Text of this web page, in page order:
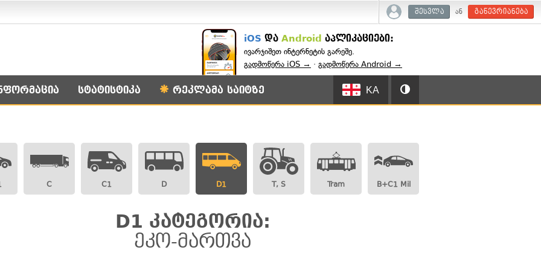
შესვლა ან გაწევრიანება
iOS და Android აპლიკაციები:
ივარჯიშეთ ინტერნეტის გარეშე.
გადმოწერა iOS → · გადმოწერა Android →
სტატისტიკა რეკლამა საიტზე KA
C C1 D D1 T, S Tram B+C1 Mil
D1 კატეგორია:
ეკო-მართვა